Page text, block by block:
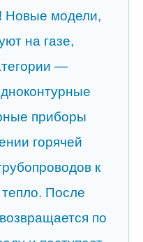
Новые модели,
на газе,
—
приборы
горячей
к
тепло. После
по